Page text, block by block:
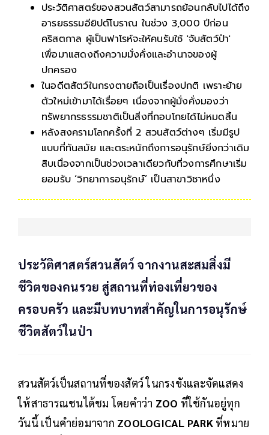
ประวัติศาสตร์ของสวนสัตว์สามารถย้อนกลับไปได้ถึง
อารยธรรมอียิปต์โบราณ ในช่วง 3,000 ปีก่อน
คริสตกาล ผู้เป็นฟาโรห์จะให้คนรับใช้ 'จับสัตว์ป่า'
เพื่อมาแสดงถึงความมั่งคั่งและอำนาจของผู้
ปกครอง
ในอดีตสัตว์ในกรงตายถือเป็นเรื่องปกติ เพราะย้าย
ตัวใหม่เข้ามาได้เรื่อยๆ เนื่องจากผู้มั่งคั่งมองว่า
ทรัพยากรธรรมชาติเป็นสิ่งที่กอบโกยได้ไม่หมดสิ้น
หลังสงครามโลกครั้งที่ 2 สวนสัตว์ต่างๆ เริ่มมีรูป
แบบที่ทันสมัย และตระหนักถึงการอนุรักษ์ยิ่งกว่าเดิม
สิบเนื่องจากเป็นช่วงเวลาเดียวกับที่วงการศึกษาเริ่ม
ยอมรับ ‘วิทยาการอนุรักษ์’ เป็นสาขาวิชาหนึ่ง
ประวัติศาสตร์สวนสัตว์ จากงานสะสมสิ่งมี
ชีวิตของคนรวย สู่สถานที่ท่องเที่ยวของ
ครอบครัว และมีบทบาทสำคัญในการอนุรักษ์
ชีวิตสัตว์ในป่า
สวนสัตว์เป็นสถานที่ของสัตว์ ในกรงขังและจัดแสดง
ให้สาธารณชนได้ชม โดยคำว่า ZOO ที่ใช้กันอยู่ทุก
วันนี้ เป็นคำย่อมาจาก ZOOLOGICAL PARKที่หมาย